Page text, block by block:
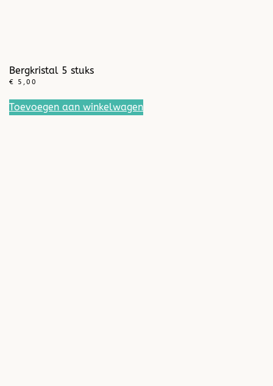
Bergkristal 5 stuks
€ 5,00
Toevoegen aan winkelwagen